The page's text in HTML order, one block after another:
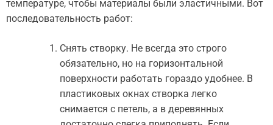
температуре, чтобы материалы были эластичными. Вот
последовательность работ:
Снять створку. Не всегда это строго
обязательно, но на горизонтальной
поверхности работать гораздо удобнее. В
пластиковых окнах створка легко
снимается с петель, а в деревянных